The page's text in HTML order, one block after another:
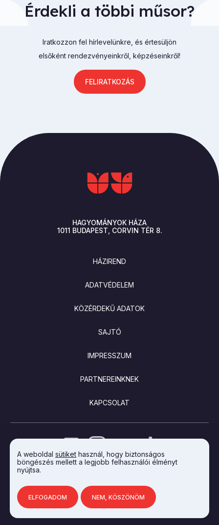
A weboldal sütiket használ, hogy biztonságos
böngészés mellett a legjobb felhasználói élményt
nyújtsa.
ELFOGADOM NEM, KÖSZÖNÖM
Érdekli a többi műsor?
Iratkozzon fel hírlevelünkre, és értesüljön
elsőként rendezvényeinkről, képzéseinkről!
FELIRATKOZÁS
HAGYOMÁNYOK HÁZA
1011 BUDAPEST CORVIN TÉR 8.
HÁZIREND
ADATVÉDELEM
KÖZÉRDEKŰ ADATOK
SAJTÓ
IMPRESSZUM
PARTNEREINKNEK
KAPCSOLAT
AZ INTEGRAL VISION FEJLESZTETTE